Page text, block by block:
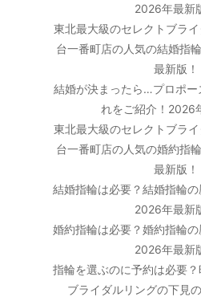
2026年最新
東北最大級のセレクトブラ
台一番町店の人気の結婚指
最新版！
結婚が決まったら…プロポー
れをご紹介！2026
東北最大級のセレクトブラ
台一番町店の人気の婚約指
最新版！
結婚指輪は必要？結婚指輪
2026年最新
婚約指輪は必要？婚約指輪
2026年最新
指輪を選ぶのに予約は必要
ブライダルリングの下見